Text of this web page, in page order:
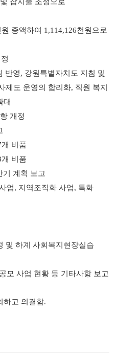
원 증액하여 1,114,126천원으로
반영, 강원특별자치도 지침 및
제도 운영의 합리화, 직원 복지
대
개정
개 비품
개 비품
기 계획 보고
업, 지역조직화 사업, 특화
및 하계 사회복지현장실습
모 사업 현황 등 기타사항 보고
하고 의결함.